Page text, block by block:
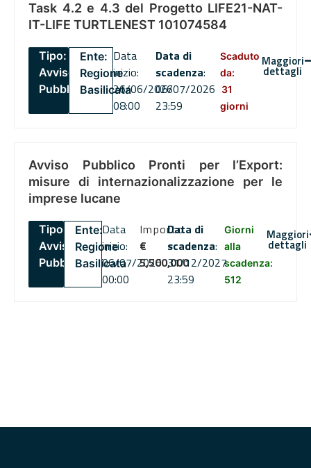
Task 4.2 e 4.3 del Progetto LIFE21-NAT-
IT-LIFE TURTLENEST 101074584
Tipo:
Avviso
Pubblico
Ente:
Regione
Basilicata
Data
inizio:
26/06/2026
08:00
Data di
scadenza:
06/07/2026
23:59
Scaduto
da:
31
giorni
Maggiori
dettagli
Avviso Pubblico Pronti per l’Export:
misure di internazionalizzazione per le
imprese lucane
Tipo:
Avviso
Pubblico
Ente:
Regione
Basilicata
Data
inizio:
06/07/2026
00:00
Importo
€
5,500,000
Data di
scadenza:
31/12/2027
23:59
Giorni
alla
scadenza:
512
Maggiori
dettagli